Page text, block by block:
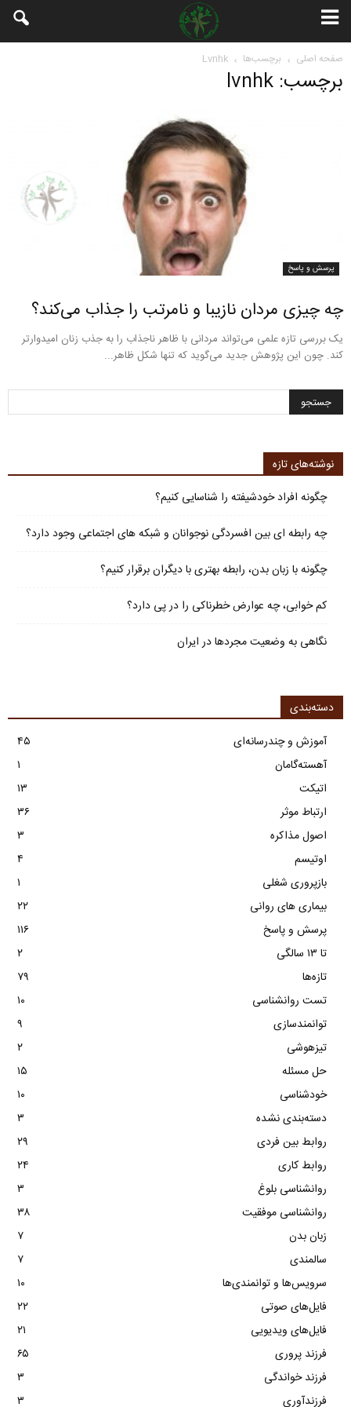
صفحه اصلی برچسب‌ها Lvnhk
برچسب: lvnhk
پرسش و پاسخ
چه چیزی مردان نازیبا و نامرتب را جذاب می‌کند؟
یک بررسی تازه علمی می‌تواند مردانی با ظاهر ناجذاب را به جذب زنان امیدوارتر
کند. چون این پژوهش جدید می‌گوید که تنها شکل ظاهر...
نوشته‌های تازه
چگونه افراد خودشیفته را شناسایی کنیم؟
چه رابطه ای بین افسردگی نوجوانان و شبکه های اجتماعی وجود دارد؟
چگونه با زبان بدن، رابطه بهتری با دیگران برقرار کنیم؟
کم خوابی، چه عوارض خطرناکی را در پی دارد؟
نگاهی به وضعیت مجردها در ایران
دسته‌بندی
آموزش و چندرسانه‌ای
۴۵
آهسته‌گامان
۱
اتیکت
۱۳
ارتباط موثر
۳۶
اصول مذاکره
۳
اوتیسم
۴
بازپروری شغلی
۱
بیماری های روانی
۲۲
پرسش و پاسخ
۱۱۶
تا ۱۳ سالگی
۲
تازه‌ها
۷۹
تست روانشناسی
۱۰
توانمندسازی
۹
تیزهوشی
۲
حل مسئله
۱۵
خودشناسی
۱۰
دسته‌بندی نشده
۳
روابط بین فردی
۲۹
روابط کاری
۲۴
روانشناسی بلوغ
۳
روانشناسی موفقیت
۳۸
زبان بدن
۷
سالمندی
۷
سرویس‌ها و توانمندی‌ها
۱۰
فایل‌های صوتی
۲۲
فایل‌های ویدیویی
۲۱
فرزند پروری
۶۵
فرزند خواندگی
۳
فرزندآوری
۳